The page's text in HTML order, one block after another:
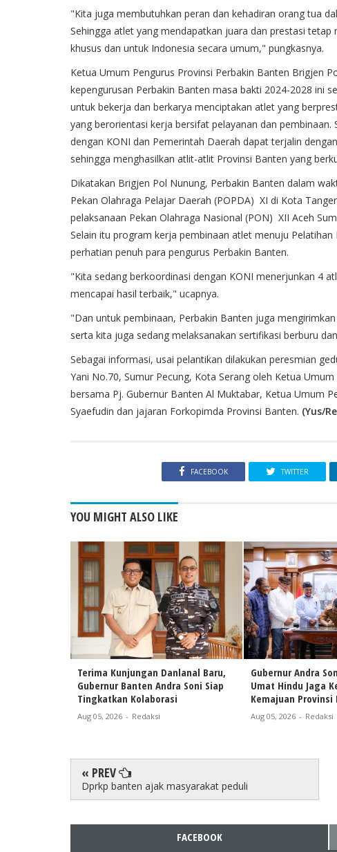
"Kita juga membutuhkan peran dan kehadiran orang tua
Sehingga atlet yang mendapatkan juara dan prestasi
khusus dan untuk Indonesia secara umum," pungkasnya.
Ketua Umum Pengurus Provinsi Perbakin Banten Brigjen
kepengurusan Perbakin Banten masa bakti 2024-2028 ini
untuk bekerja dan berkarya menciptakan atlet yang
yang berorientasi kerja bersifat pelayanan dan
dengan KONI dan Pemerintah Daerah dapat terjalin
sehingga menghasilkan atlit-atlit Provinsi Banten yang
Dikatakan Brigjen Pol Nunung, Perbakin Banten dalam
Pekan Olahraga Pelajar Daerah (POPDA) XI di Kota
pelaksanaan Pekan Olahraga Nasional (PON) XII Aceh
Selain itu program kerja pembinaan atlet menuju
perhatian penuh para pengurus Perbakin Banten.
"Kita sedang berkoordinasi dengan KONI menerjunkan 4
mencapai hasil terbaik," ucapnya.
"Dan untuk pembinaan, Perbakin Banten juga
serta kita juga sedang melaksanakan sertifikasi berburu
Sebagai informasi, usai pelantikan dilakukan peresmian
Yani No.70, Sumur Pecung, Kota Serang oleh Ketua
bersama Pj. Gubernur Banten Al Muktabar, Ketua Umum
Syaefudin dan jajaran Forkopimda Provinsi Banten. (Yus/
FACEBOOK TWITTER
YOU MIGHT ALSO LIKE
Terima Kunjungan Danlanal Baru,
Gubernur Banten Andra Soni Siap
Tingkatkan Kolaborasi
Aug 05, 2026 - Redaksi
Gubernur Andra
Umat Hindu Jaga
Kemajuan Provinsi
Aug 05, 2026 - Redaksi
« PREV
Dprkp banten ajak masyarakat peduli
FACEBOOK